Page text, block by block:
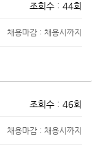
조회수 : 44회
채용마감 : 채용시까지
조회수 : 46회
채용마감 : 채용시까지